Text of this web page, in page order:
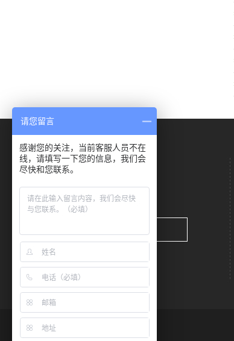
请您留言
感谢您的关注，当前客服人员不在
线，请填写一下您的信息，我们会
尽快和您联系。